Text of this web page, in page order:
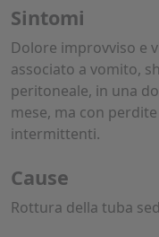
Sintomi
Dolore improvviso e
associato a vomito,
peritoneale, in una
mese, ma con
intermittenti.
Cause
Rottura della tuba